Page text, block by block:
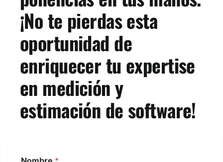
¡No te pierdas esta
oportunidad de
enriquecer tu expertise
en medición y
estimación de software!